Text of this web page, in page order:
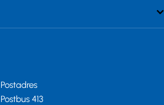
Postadres
Postbus 413